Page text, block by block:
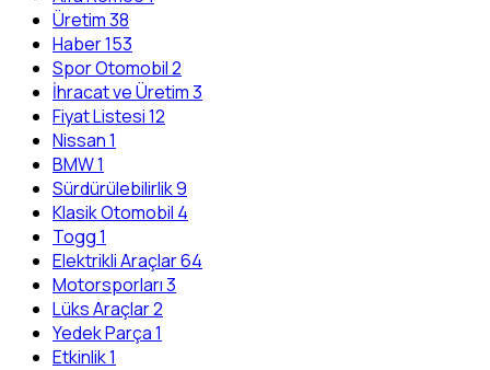
Üretim38
Haber153
Spor Otomobil2
İhracat ve Üretim3
Fiyat Listesi12
Nissan1
BMW1
Sürdürülebilirlik9
Klasik Otomobil 4
Togg1
Elektrikli Araçlar64
Motorsporları3
Lüks Araçlar2
Yedek Parça1
Etkinlik1